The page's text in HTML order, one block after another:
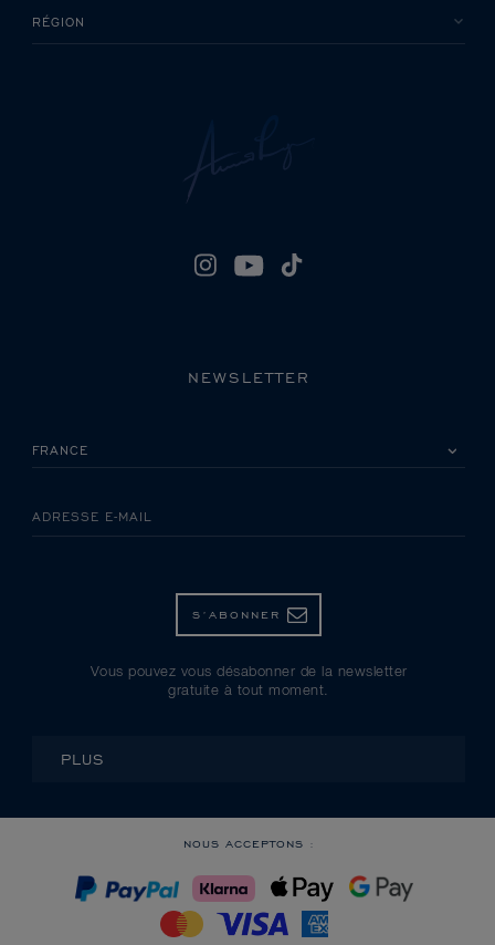
RÉGION
NEWSLETTER
ADRESSE E-MAIL
S’ABONNER
Vous pouvez vous désabonner de la newsletter
gratuite à tout moment.
PLUS
NOUS ACCEPTONS :